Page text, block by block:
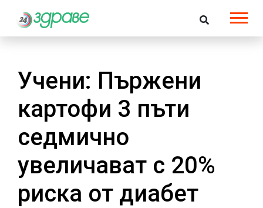
Учени: Пържени
картофи 3 пъти
седмично
увеличават с 20%
риска от диабет